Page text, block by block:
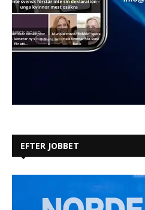
EFTER JOBBET